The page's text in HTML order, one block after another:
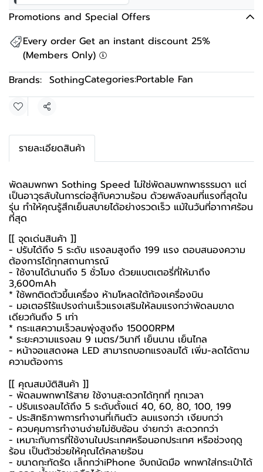
Promotions and Special Offers
Every order Get an instant discount 25%
(Members Only)
Brands: SothingCategories:Portable Fan
Share
รายละเอียดสินค้า
พัดลมพกพา Sothing Speed ไม่ใช่พัดลมพกพาธรรมดา แต่
เป็นอาวุธลับในการต่อสู้กับความร้อน ด้วยพลังลมที่แรงที่สุดใน
รุ่น ทำให้คุณรู้สึกเย็นสบายได้อย่างรวดเร็ว แม้ในวันที่อากาศร้อน
ที่สุด
[[ จุดเด่นสินค้า ]]
- ปรับได้ถึง 5 ระดับ แรงลมสูงถึง 199 แรง ตอบสนองความ
ต้องการได้ทุกสถานการณ์
- ใช้งานได้นานถึง 5 ชั่วโมง ด้วยแบตเตอรี่ที่ให้มาถึง
3,600mAh
* ใช้พกติดตัวขึ้นเครื่อง ห้ามโหลดใต้ท้องเครื่องบิน
- มอเตอร์ไร้แปรงถ่านเร็วแรงเสริมให้ลมแรงกว่าพัดลมขาด
เดียวกันถึง 5 เท่า
* กระแสความเร็วลมพุ่งสูงถึง 15000RPM
* ระยะความแรงลม 9 เมตร/วินาที เย็นนาน เย็นไกล
- หน้าจอแสดงผล LED สามารถบอกแรงลมได้ เพิ่ม-ลดได้ตาม
ความต้องการ
[[ คุณสมบัติสินค้า ]]
- พัดลมพกพาไร้สาย ใช้งานสะดวกได้ทุกที่ ทุกเวลา
- ปรับแรงลมได้ถึง 5 ระดับตั้งแต่ 40, 60, 80, 100, 199
- ประสิทธิภาพการทำงานที่เกินตัว ลมแรงกว่า เงียบกว่า
- ควบคุมการทำงานง่ายไม่ซับซ้อน ง่ายกว่า สะดวกกว่า
- เหมาะกับการที่ใช้งานในประเทศหรือนอกประเทศ หรือช่วงฤดู
ร้อน เป็นตัวช่วยให้คุณได้คลายร้อน
- ขนาดกะทัดรัด เล็กกว่าiPhone จับถนัดมือ พกพาใส่กระเป๋าได้